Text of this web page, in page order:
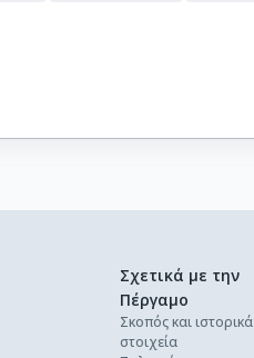
Σχετικά με την
Πέργαμο
Σκοπός και ιστορικά
στοιχεία